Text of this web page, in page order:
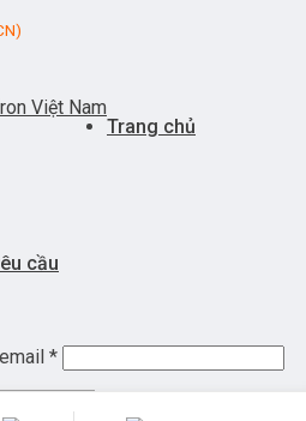
Việt Nam
Trang chủ
cầu
*